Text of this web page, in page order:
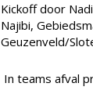
Kickoff door
Najibi,
Geuzenveld/
In teams afval